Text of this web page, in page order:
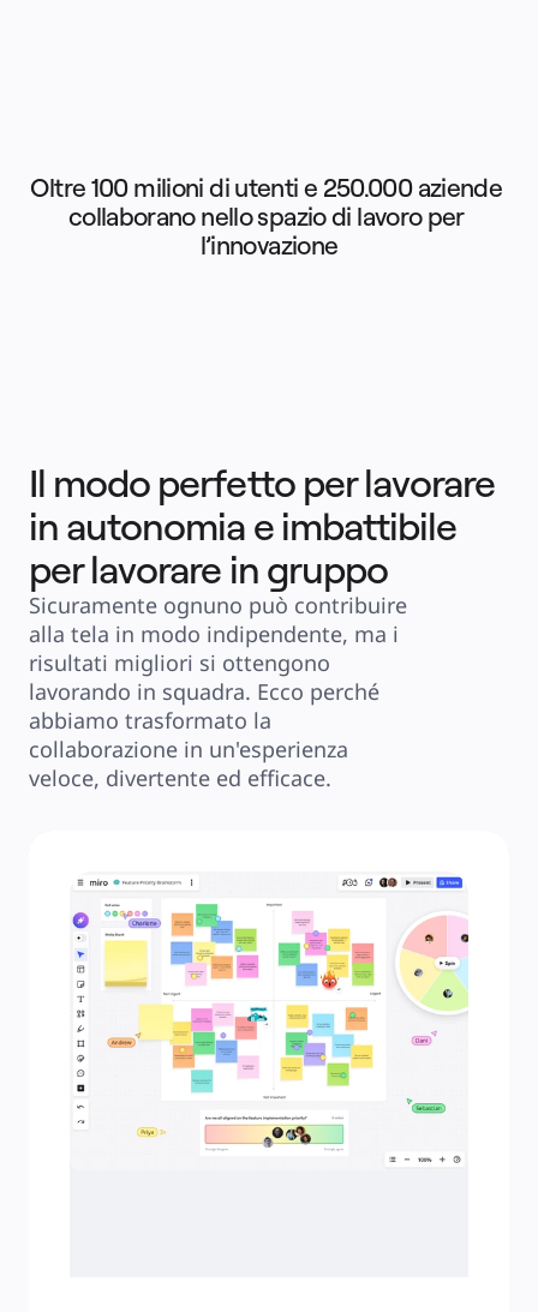
Oltre 100 milioni di utenti e 250.000 aziende
collaborano nello spazio di lavoro per
l’innovazione
Il modo perfetto per lavorare
in autonomia e imbattibile
per lavorare in gruppo
Sicuramente ognuno può contribuire
alla tela in modo indipendente, ma i
risultati migliori si ottengono
lavorando in squadra. Ecco perché
abbiamo trasformato la
collaborazione in un'esperienza
veloce, divertente ed efficace.